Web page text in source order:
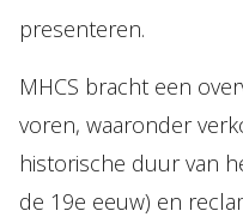
presenteren.
MHCS bracht een
voren, waaronder
historische duur van
de 19e eeuw) en